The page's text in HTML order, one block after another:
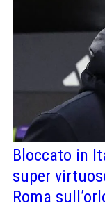
Bloccato in
super
Roma